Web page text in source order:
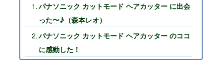
パナソニック カットモード ヘアカッター に出会
った〜♪（森本レオ）
パナソニック カットモード ヘアカッター のココ
に感動した！